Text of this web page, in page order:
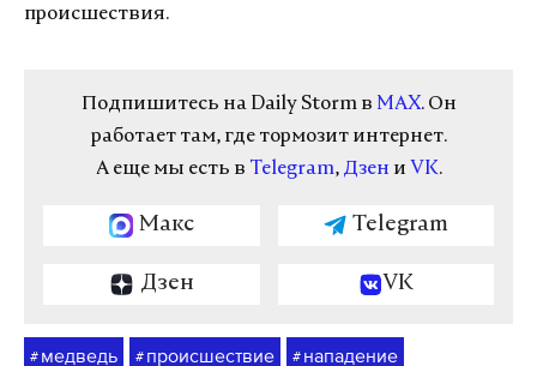
происшествия.
Подпишитесь на Daily Storm в MAX. Он
работает там, где тормозит интернет.
А еще мы есть в Telegram, Дзен и VK.
Макс Telegram
Дзен VK
# медведь # происшествие # нападение